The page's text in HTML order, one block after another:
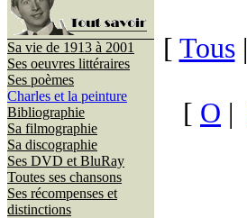
Sa vie de 1913 à 2001
Ses oeuvres littéraires
Ses poèmes
Charles et la peinture
Bibliographie
Sa filmographie
Sa discographie
Ses DVD et BluRay
Toutes ses chansons
Ses récompenses et
distinctions
[ Tous|
[ O |